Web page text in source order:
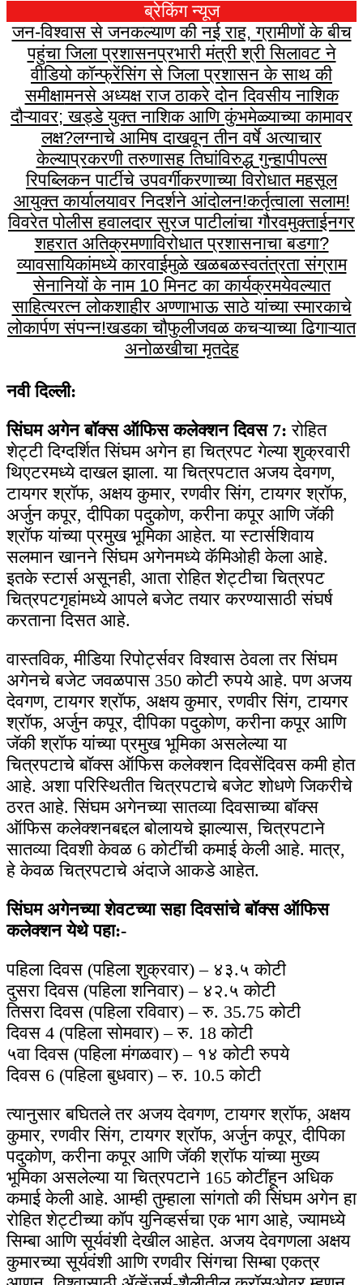
ब्रेकिंग न्यूज
जन-विश्वास से जनकल्याण की नई राह, ग्रामीणों के बीच
पहुंचा जिला प्रशासनप्रभारी मंत्री श्री सिलावट ने
वीडियो कॉन्फ्रेंसिंग से जिला प्रशासन के साथ की
समीक्षामनसे अध्यक्ष राज ठाकरे दोन दिवसीय नाशिक
दौऱ्यावर; खड्डे युक्त नाशिक आणि कुंभमेळ्याच्या कामावर
लक्ष?लग्नाचे आमिष दाखवून तीन वर्षे अत्याचार
केल्याप्रकरणी तरुणासह तिघांविरुद्ध गुन्हापीपल्स
रिपब्लिकन पार्टीचे उपवर्गीकरणाच्या विरोधात महसूल
आयुक्त कार्यालयावर निदर्शने आंदोलन!कर्तृत्वाला सलाम!
विवरेत पोलीस हवालदार सुरज पाटीलांचा गौरवमुक्ताईनगर
शहरात अतिक्रमणाविरोधात प्रशासनाचा बडगा?
व्यावसायिकांमध्ये कारवाईमुळे खळबळस्वतंत्रता संग्राम
सेनानियों के नाम 10 मिनट का कार्यक्रमयेवल्यात
साहित्यरत्न लोकशाहीर अण्णाभाऊ साठे यांच्या स्मारकाचे
लोकार्पण संपन्न!खडका चौफुलीजवळ कचऱ्याच्या ढिगाऱ्यात
अनोळखीचा मृतदेह
नवी दिल्ली:
सिंघम अगेन बॉक्स ऑफिस कलेक्शन दिवस 7: रोहित
शेट्टी दिग्दर्शित सिंघम अगेन हा चित्रपट गेल्या शुक्रवारी
थिएटरमध्ये दाखल झाला. या चित्रपटात अजय देवगण,
टायगर श्रॉफ, अक्षय कुमार, रणवीर सिंग, टायगर श्रॉफ,
अर्जुन कपूर, दीपिका पदुकोण, करीना कपूर आणि जॅकी
श्रॉफ यांच्या प्रमुख भूमिका आहेत. या स्टार्सशिवाय
सलमान खानने सिंघम अगेनमध्ये कॅमिओही केला आहे.
इतके स्टार्स असूनही, आता रोहित शेट्टीचा चित्रपट
चित्रपटगृहांमध्ये आपले बजेट तयार करण्यासाठी संघर्ष
करताना दिसत आहे.
वास्तविक, मीडिया रिपोर्ट्सवर विश्वास ठेवला तर सिंघम
अगेनचे बजेट जवळपास 350 कोटी रुपये आहे. पण अजय
देवगण, टायगर श्रॉफ, अक्षय कुमार, रणवीर सिंग, टायगर
श्रॉफ, अर्जुन कपूर, दीपिका पदुकोण, करीना कपूर आणि
जॅकी श्रॉफ यांच्या प्रमुख भूमिका असलेल्या या
चित्रपटाचे बॉक्स ऑफिस कलेक्शन दिवसेंदिवस कमी होत
आहे. अशा परिस्थितीत चित्रपटाचे बजेट शोधणे जिकरीचे
ठरत आहे. सिंघम अगेनच्या सातव्या दिवसाच्या बॉक्स
ऑफिस कलेक्शनबद्दल बोलायचे झाल्यास, चित्रपटाने
सातव्या दिवशी केवळ 6 कोटींची कमाई केली आहे. मात्र,
हे केवळ चित्रपटाचे अंदाजे आकडे आहेत.
सिंघम अगेनच्या शेवटच्या सहा दिवसांचे बॉक्स ऑफिस
कलेक्शन येथे पहा:-
पहिला दिवस (पहिला शुक्रवार) – ४३.५ कोटी
दुसरा दिवस (पहिला शनिवार) – ४२.५ कोटी
तिसरा दिवस (पहिला रविवार) – रु. 35.75 कोटी
दिवस 4 (पहिला सोमवार) – रु. 18 कोटी
५वा दिवस (पहिला मंगळवार) – १४ कोटी रुपये
दिवस 6 (पहिला बुधवार) – रु. 10.5 कोटी
त्यानुसार बघितले तर अजय देवगण, टायगर श्रॉफ, अक्षय
कुमार, रणवीर सिंग, टायगर श्रॉफ, अर्जुन कपूर, दीपिका
पदुकोण, करीना कपूर आणि जॅकी श्रॉफ यांच्या मुख्य
भूमिका असलेल्या या चित्रपटाने 165 कोटींहून अधिक
कमाई केली आहे. आम्ही तुम्हाला सांगतो की सिंघम अगेन हा
रोहित शेट्टीच्या कॉप युनिव्हर्सचा एक भाग आहे, ज्यामध्ये
सिम्बा आणि सूर्यवंशी देखील आहेत. अजय देवगणला अक्षय
कुमारच्या सूर्यवंशी आणि रणवीर सिंगचा सिम्बा एकत्र